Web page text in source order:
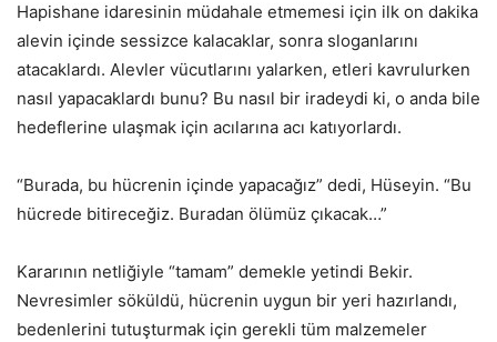
Hapishane idaresinin müdahale etmemesi için ilk on dakika
alevin içinde sessizce kalacaklar, sonra sloganlarını
atacaklardı. Alevler vücutlarını yalarken, etleri kavrulurken
nasıl yapacaklardı bunu? Bu nasıl bir iradeydi ki, o anda bile
hedeflerine ulaşmak için acılarına acı katıyorlardı.
“Burada, bu hücrenin içinde yapacağız” dedi, Hüseyin. “Bu
hücrede bitireceğiz. Buradan ölümüz çıkacak…”
Kararının netliğiyle “tamam” demekle yetindi Bekir.
Nevresimler söküldü, hücrenin uygun bir yeri hazırlandı,
bedenlerini tutuşturmak için gerekli tüm malzemeler